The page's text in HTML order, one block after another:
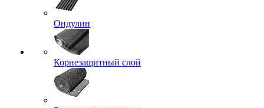
Ондулин
Корнезащитный слой